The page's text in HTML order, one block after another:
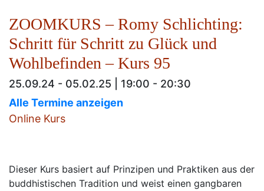
ZOOMKURS – Romy Schlichting:
Schritt für Schritt zu Glück und
Wohlbefinden – Kurs 95
25.09.24 - 05.02.25 | 19:00 - 20:30
Alle Termine anzeigen
Online Kurs
Dieser Kurs basiert auf Prinzipen und Praktiken aus der
buddhistischen Tradition und weist einen gangbaren